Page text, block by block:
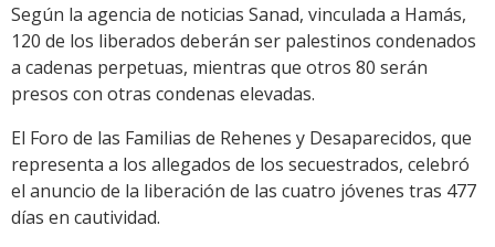
Según la agencia de noticias Sanad, vinculada a Hamás,
120 de los liberados deberán ser palestinos condenados
a cadenas perpetuas, mientras que otros 80 serán
presos con otras condenas elevadas.
El Foro de las Familias de Rehenes y Desaparecidos, que
representa a los allegados de los secuestrados, celebró
el anuncio de la liberación de las cuatro jóvenes tras 477
días en cautividad.